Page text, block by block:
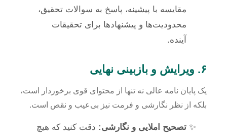
مقایسه با پیشینه، پاسخ به سوالات تحقیق،
محدودیت‌ها و پیشنهادها برای تحقیقات
آینده.
۶. ویرایش و بازبینی نهایی
یک پایان نامه عالی نه تنها از محتوای قوی برخوردار است،
بلکه از نظر نگارشی و فرمت نیز بی‌عیب و نقص است.
تصحیح املایی و نگارشی: دقت کنید که هیچ